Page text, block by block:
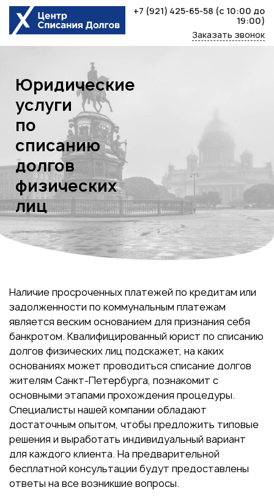
Skip
content
+7 (921) 425-65-58 (с 10:00 до
19:00)
Заказать звонок
Юридические
услуги
по
списанию
долгов
физических
лиц
Наличие просроченных платежей по кредитам или
задолженности по коммунальным платежам
является веским основанием для признания себя
банкротом. Квалифицированный юрист по списанию
долгов физических лиц подскажет, на каких
основаниях может проводиться списание долгов
жителям Санкт-Петербурга, познакомит с
основными этапами прохождения процедуры.
Специалисты нашей компании обладают
достаточным опытом, чтобы предложить типовые
решения и выработать индивидуальный вариант
для каждого клиента. На предварительной
бесплатной консультации будут предоставлены
ответы на все возникшие вопросы.